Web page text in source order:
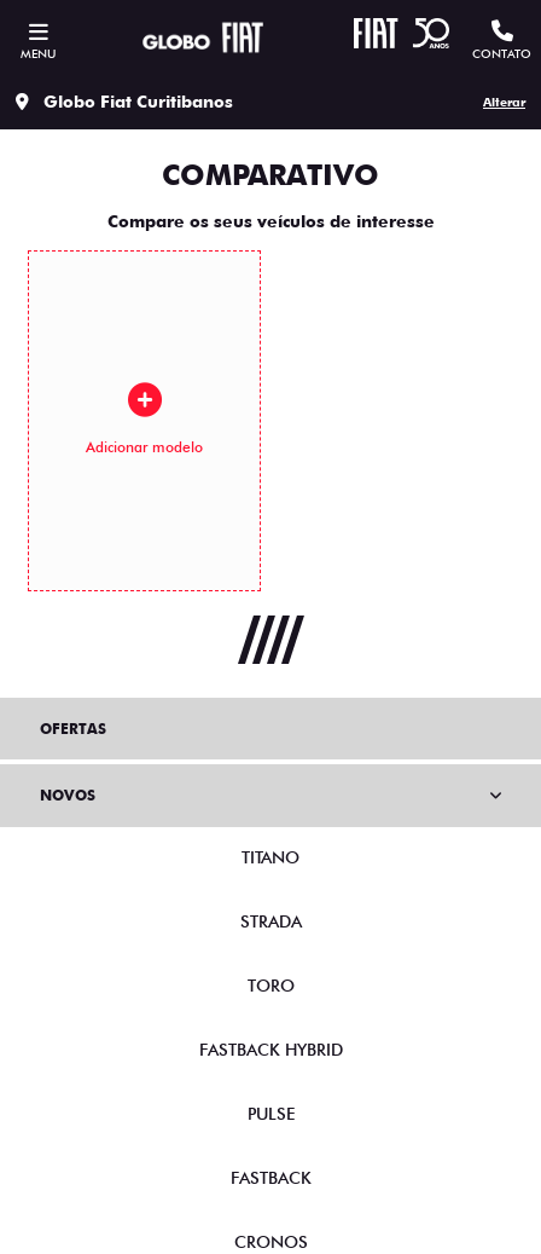
MENU CONTATO
Globo Fiat Curitibanos Alterar
COMPARATIVO
Compare os seus veículos de interesse
Adicionar modelo
OFERTAS
NOVOS
TITANO
STRADA
TORO
FASTBACK HYBRID
PULSE
FASTBACK
CRONOS